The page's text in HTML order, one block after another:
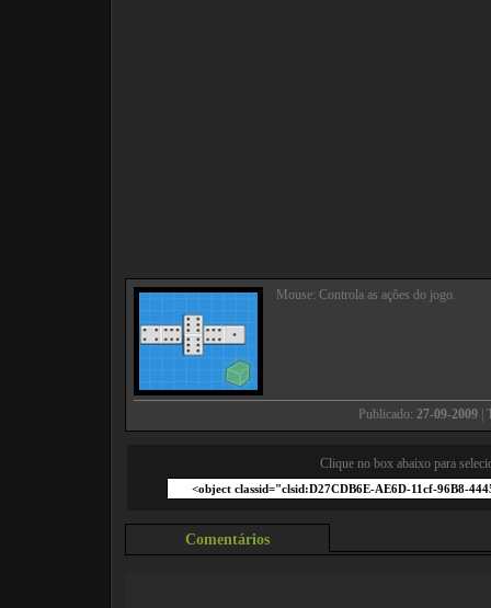
Mouse: Controla as ações do jogo.
Publicado: 27-09-2009 |
Clique no box abaixo para
Comentários